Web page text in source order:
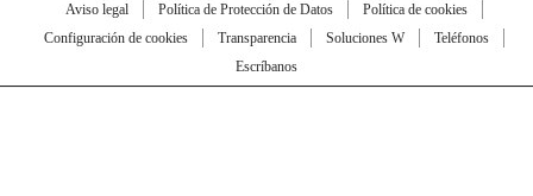
Aviso legal Política de Protección de Datos
Política de cookies
Configuración de cookies
Transparencia Soluciones W
Teléfonos
Escríbanos